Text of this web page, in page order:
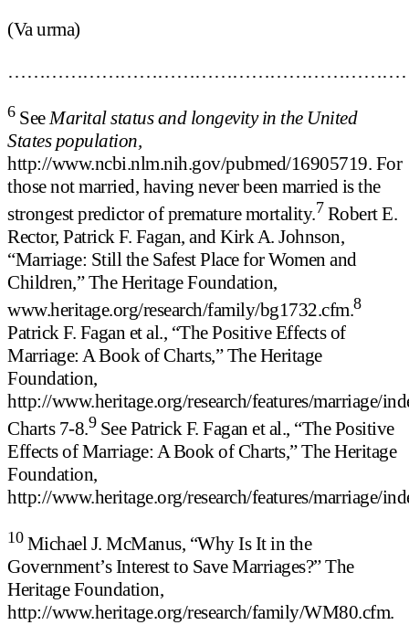
(Va urma)
6SeeMarital status and longevity in the United
States population,
http://www.ncbi.nlm.nih.gov/pubmed/16905719. For
those not married, having never been married is the
strongest predictor of premature mortality.7 Robert E.
Rector, Patrick F. Fagan, and Kirk A. Johnson,
“Marriage: Still the Safest Place for Women and
Children,” The Heritage Foundation,
www.heritage.org/research/family/bg1732.cfm.8
Patrick F. Fagan et al., “The Positive Effects of
Marriage: A Book of Charts,” The Heritage
Foundation,
http://www.heritage.org/research/features/marriage/
Charts 7-8.9See Patrick F. Fagan et al., “The Positive
Effects of Marriage: A Book of Charts,” The Heritage
Foundation,
http://www.heritage.org/research/features/marriage/
10Michael J. McManus, “Why Is It in the
Government’s Interest to Save Marriages?” The
Heritage Foundation,
http://www.heritage.org/research/family/WM80.cfm.